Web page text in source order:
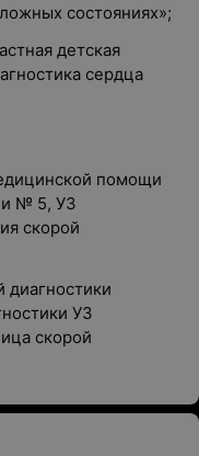
состояниях»;
детская
сердца
помощи
№ 5, УЗ
скорой
диагностики
УЗ
скорой